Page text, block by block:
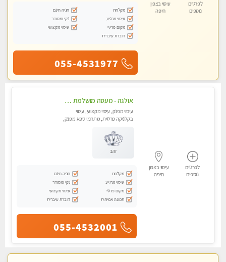
לפרטים
נוספים
עיסוי בצפון
חיפה
מקלחת
חניה חינם
עיסוי מרגיע
נקי ומסודר
מקום פרטי
עיסוי מקצועי
דוברת עיברית
055-4531977
לפרטים
נוספים
עיסוי בצפון
חיפה
אולגה - מעסה מושלמת חדשה בעיר ! בחיפה טל - 052-5738058
עיסוי מפנק, עיסוי מקצועי, עיסוי
בקלניקה פרטית, מתחמי ספא מפנק,
עיסוי טנטרה
זהב
מקלחת
חניה חינם
עיסוי מרגיע
נקי ומסודר
מקום פרטי
עיסוי מקצועי
תמונה אמיתית
דוברת עיברית
055-4532001